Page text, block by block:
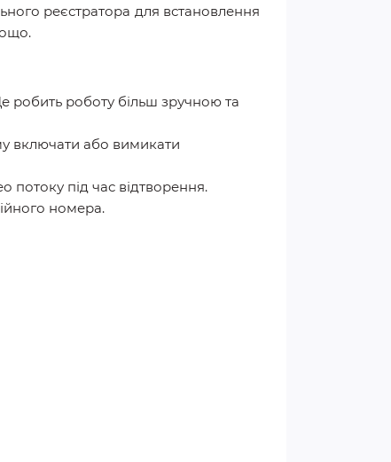
реєстратора для встановлення
робить роботу більш зручною та
включати або вимикати
потоку під час відтворення.
номера.